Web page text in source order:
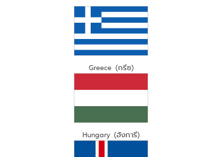
Greece (กรีซ)
Hungary (ฮังการี)